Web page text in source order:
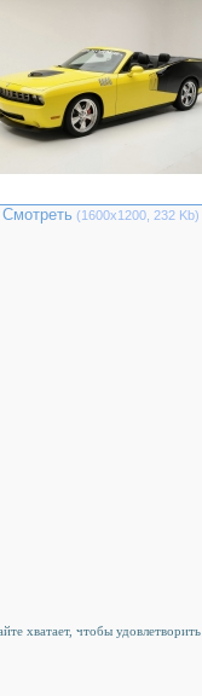
Смотреть (1600х1200, 232 Kb)
хватает, чтобы удовлетворить